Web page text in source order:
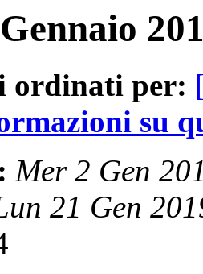
ordinati per:
su
Mer 2 Gen
21 Gen